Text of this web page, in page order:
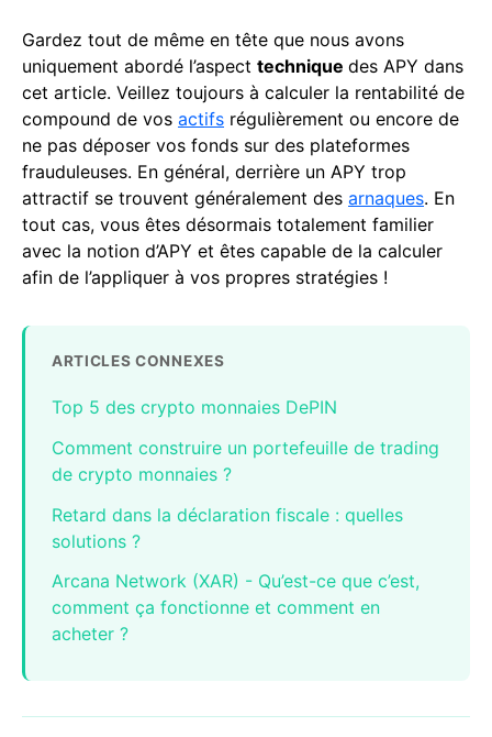
Gardez tout de même en tête que nous avons
uniquement abordé l’aspect technique des APY dans
cet article. Veillez toujours à calculer la rentabilité de
compound de vos actifs régulièrement ou encore de
ne pas déposer vos fonds sur des plateformes
frauduleuses. En général, derrière un APY trop
attractif se trouvent généralement des arnaques. En
tout cas, vous êtes désormais totalement familier
avec la notion d’APY et êtes capable de la calculer
afin de l’appliquer à vos propres stratégies !
ARTICLES CONNEXES
Top 5 des crypto monnaies DePIN
Comment construire un portefeuille de trading
de crypto monnaies ?
Retard dans la déclaration fiscale : quelles
solutions ?
Arcana Network (XAR) - Qu’est-ce que c’est,
comment ça fonctionne et comment en
acheter ?